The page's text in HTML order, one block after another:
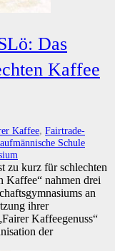
Das
Kaffee
Kaffee, Fairtrade-
Schule
zu kurz für schlechten
Kaffee“ nahmen drei
an
ihrer
Kaffeegenuss“
der